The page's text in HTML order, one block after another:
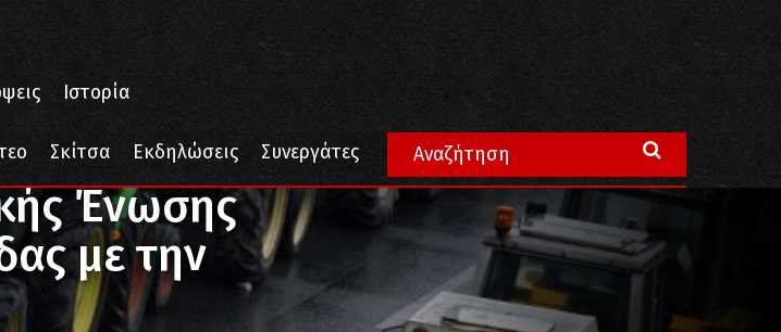
Ιστορία
Σκίτσα Εκδηλώσεις Συνεργάτες
με την ΕΟΚ έως την πλήρη ένταξη
Ένωσης
με την